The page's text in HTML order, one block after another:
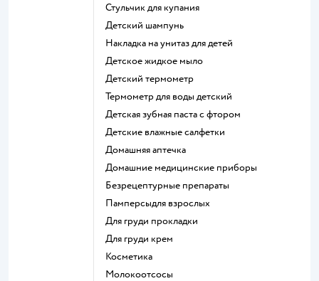
стульчик для купания
детский шампунь
накладка на унитаз для детей
детское жидкое мыло
детский термометр
термометр для воды детский
детская зубная паста с фтором
детские влажные салфетки
домашняя аптечка
домашние медицинские приборы
безрецептурные препараты
памперсыдля взрослых
для груди прокладки
для груди крем
косметика
Молокоотсосы